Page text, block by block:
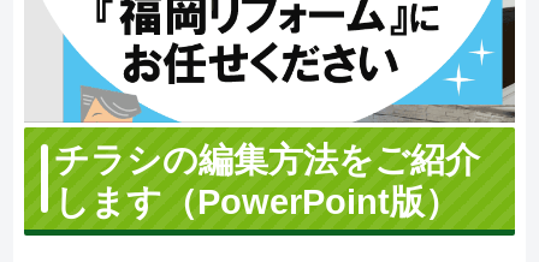
チラシの編集方法をご紹介
します（PowerPoint版）